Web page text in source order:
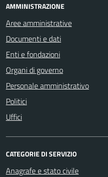
AMMINISTRAZIONE
Aree amministrative
Documenti e dati
Enti e fondazioni
Organi di governo
Personale amministrativo
Politici
Uffici
CATEGORIE DI SERVIZIO
Anagrafe e stato civile